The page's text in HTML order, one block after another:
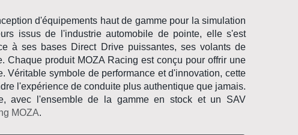
d'équipements haut de gamme pour la simulation
issus de l'industrie automobile de pointe, elle s'est
à ses bases Direct Drivepuissantes, ses volants de
Chaque produit MOZA Racing est conçu pour offrir une
Véritable symbole de performance et d'innovation, cette
l'expérience de conduite plus authentique que jamais.
, avec l'ensemble de la gamme en stock et un SAV
MOZA.